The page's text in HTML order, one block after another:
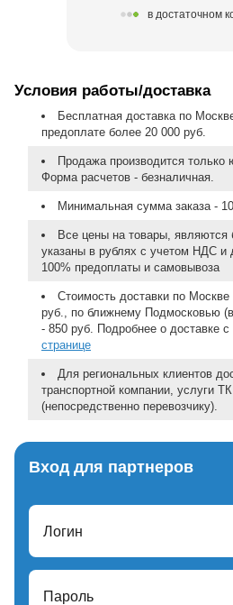
в достаточном
Условия работы/доставка
Бесплатная доставка по
предоплате более 20 000 руб.
Продажа производится
Форма расчетов - безналичная.
Минимальная сумма заказа -
Все цены на товары, являются
указаны в рублях с учетом НДС и
100% предоплаты и самовывоза
Стоимость доставки по
руб., по ближнему Подмосковью
- 850 руб. Подробнее о доставке
странице
Для региональных клиентов
транспортной компании, услуги
(непосредственно перевозчику).
Вход для партнеров
Логин
Пароль